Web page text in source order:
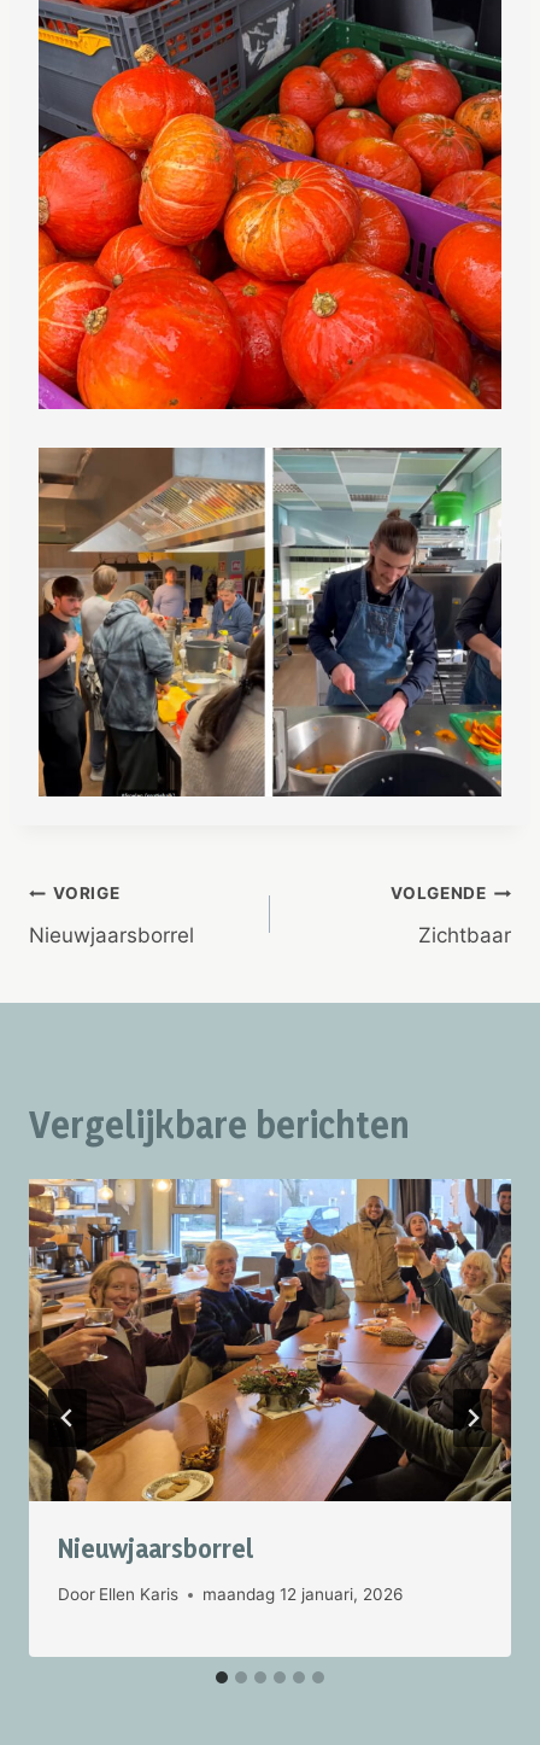
Bericht
navigatie
VORIGE
Nieuwjaarsborrel
VOLGENDE
Zichtbaar
Vergelijkbare berichten
Nieuwjaarsborrel
Door Ellen Karis maandag 12 januari, 2026